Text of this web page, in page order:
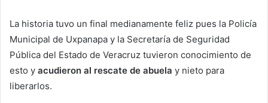
La historia tuvo un final medianamente feliz pues la Policía
Municipal de Uxpanapa y la Secretaría de Seguridad
Pública del Estado de Veracruz tuvieron conocimiento de
esto y acudieron al rescate de abuela y nieto para
liberarlos.